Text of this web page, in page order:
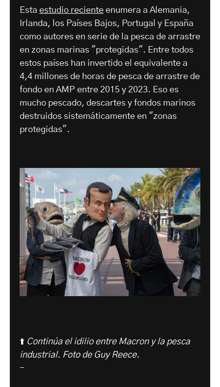
Esta estudio reciente enumera a Alemania,
Irlanda, los Países Bajos, Portugal y España
como autores en serie de la pesca de arrastre
en zonas marinas "protegidas". Entre todos
estos países han invertido el equivalente a
4,4 millones de horas de pesca de arrastre de
fondo en AMP entre 2015 y 2023. Eso es
mucho pescado, descartes y fondos marinos
destruidos sistemáticamente en "zonas
protegidas".
⬆️ Continúa el idilio entre Macron y la pesca
industrial. Foto de Guy Reece.
-